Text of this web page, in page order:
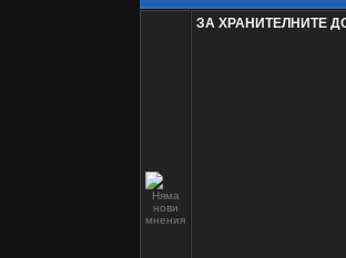
ЗА ХРАНИТЕЛНИТЕ